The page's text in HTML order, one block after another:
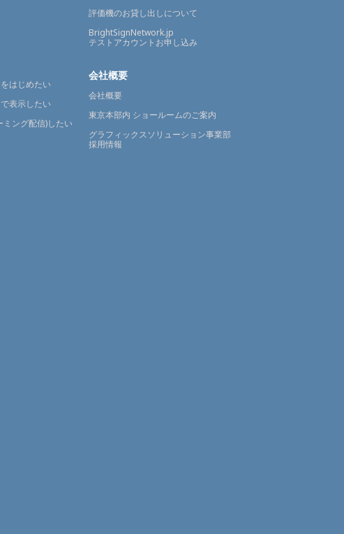
はじめたい
表示したい
ング配信)したい
評価機のお貸し出しについて
BrightSignNetwork.jp
テストアカウントお申し込み
会社概要
会社概要
東京本部内 ショールームのご案内
グラフィックスソリューション事業部
採用情報